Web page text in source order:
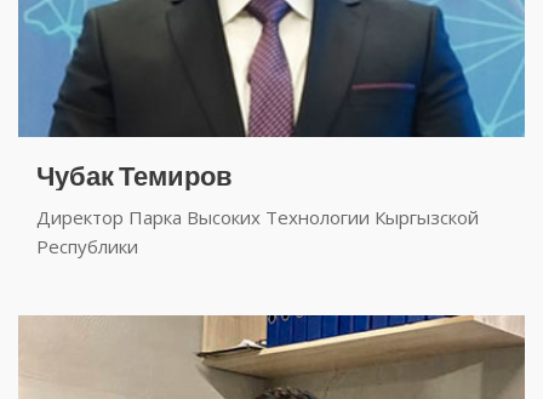
Чубак Темиров
Директор Парка Высоких Технологии Кыргызской
Республики